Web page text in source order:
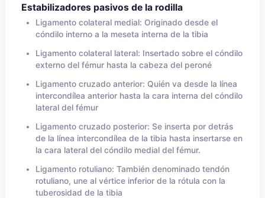
Estabilizadores pasivos de la rodilla
Ligamento colateral medial: Originado desde el
cóndilo interno a la meseta interna de la tibia
Ligamento colateral lateral: Insertado sobre el cóndilo
externo del fémur hasta la cabeza del peroné
Ligamento cruzado anterior: Quién va desde la línea
intercondílea anterior hasta la cara interna del cóndilo
lateral del fémur
Ligamento cruzado posterior: Se inserta por detrás
de la línea intercondílea de la tibia hasta insertarse en
la cara lateral del cóndilo medial del fémur.
Ligamento rotuliano: También denominado tendón
rotuliano, une al vértice inferior de la rótula con la
tuberosidad de la tibia